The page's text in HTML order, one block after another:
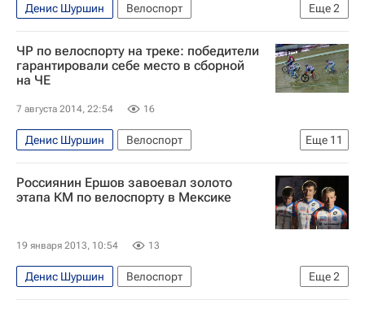
Еще2
Денис Шуршин
Велоспорт
Чемпионат мира-2015 по трековым велогонкам прошел во Франции
Чемпионат мира по трековым велогонкам
ЧР по велоспорту на треке: победители
гарантировали себе место в сборной
на ЧЕ
7 августа 2014, 22:54 16
Еще 11
Денис Шуршин
Велоспорт
Сергей Ковпанец
Чемпионат Европы по трековым велогонкам
Сборная России по велоспорту
Анастасия Войнова
Александра Чекина
Денис Дмитриев
Евгений Ковалёв
Россиянин Ершов завоевал золото
этапа КМ по велоспорту в Мексике
19 января 2013, 10:54 13
Еще2
Денис Шуршин
Велоспорт
Газпром-Русвело
Артур Ершов